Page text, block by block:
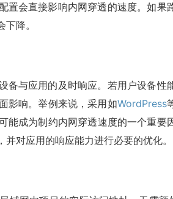
置会直接影响内网穿透的速度。如果
降。
备与应用的及时响应。若用户设备性
影响。举例来说，采用如WordPress
能成为制约内网穿透速度的一个重要
对应用的响应能力进行必要的优化。